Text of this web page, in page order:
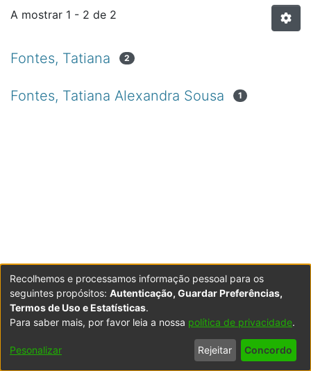
A mostrar 1 - 2 de 2
Fontes, Tatiana 2
Fontes, Tatiana Alexandra Sousa 1
Powered by DSpace Copyright © 2003-2026LYRASIS
Configurações
Política de
Privacidade
Termos
de Uso
Contacte-
nos
Recolhemos e processamos informação pessoal para os
seguintes propósitos: Autenticação, Guardar Preferências,
Termos de Uso e Estatísticas.
Para saber mais, por favor leia a nossa política de privacidade.
Pesonalizar Rejeitar Concordo